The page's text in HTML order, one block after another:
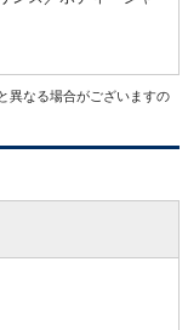
異なる場合がございますの